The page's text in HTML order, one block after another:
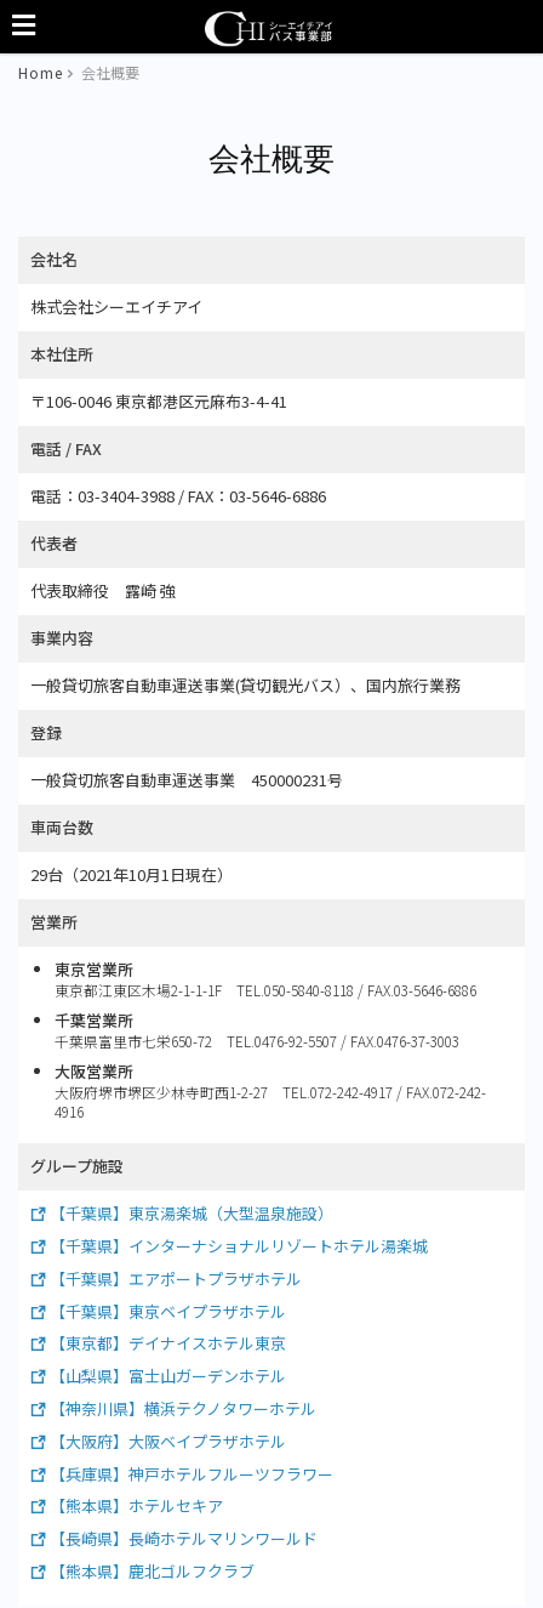
Home 会社概要
会社概要
会社名
株式会社シーエイチアイ
本社住所
〒106-0046 東京都港区元麻布3-4-41
電話 / FAX
電話：03-3404-3988 / FAX：03-5646-6886
代表者
代表取締役 露崎 強
事業内容
一般貸切旅客自動車運送事業(貸切観光バス）、国内旅行業務
登録
一般貸切旅客自動車運送事業 450000231号
車両台数
29台（2021年10月1日現在）
営業所
東京営業所
東京都江東区木場2-1-1-1F TEL.050-5840-8118 / FAX.03-5646-6886
千葉営業所
千葉県富里市七栄650-72 TEL.0476-92-5507 / FAX.0476-37-3003
大阪営業所
大阪府堺市堺区少林寺町西1-2-27 TEL.072-242-4917 / FAX.072-242-
4916
グループ施設
【千葉県】東京湯楽城（大型温泉施設）
【千葉県】インターナショナルリゾートホテル湯楽城
【千葉県】エアポートプラザホテル
【千葉県】東京ベイプラザホテル
【東京都】デイナイスホテル東京
【山梨県】富士山ガーデンホテル
【神奈川県】横浜テクノタワーホテル
【大阪府】大阪ベイプラザホテル
【兵庫県】神戸ホテルフルーツフラワー
【熊本県】ホテルセキア
【長崎県】長崎ホテルマリンワールド
【熊本県】鹿北ゴルフクラブ